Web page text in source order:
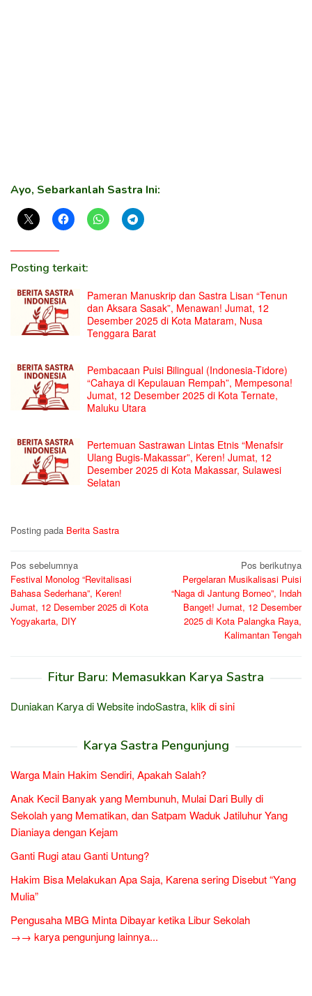
Ayo, Sebarkanlah Sastra Ini:
Posting terkait:
Pameran Manuskrip dan Sastra Lisan “Tenun
dan Aksara Sasak”, Menawan! Jumat, 12
Desember 2025 di Kota Mataram, Nusa
Tenggara Barat
Pembacaan Puisi Bilingual (Indonesia-Tidore)
“Cahaya di Kepulauan Rempah”, Mempesona!
Jumat, 12 Desember 2025 di Kota Ternate,
Maluku Utara
Pertemuan Sastrawan Lintas Etnis “Menafsir
Ulang Bugis-Makassar”, Keren! Jumat, 12
Desember 2025 di Kota Makassar, Sulawesi
Selatan
Posting pada Berita Sastra
Navigasi
pos
Pos sebelumnya
Festival Monolog “Revitalisasi
Bahasa Sederhana”, Keren!
Jumat, 12 Desember 2025 di Kota
Yogyakarta, DIY
Pos berikutnya
Pergelaran Musikalisasi Puisi
“Naga di Jantung Borneo”, Indah
Banget! Jumat, 12 Desember
2025 di Kota Palangka Raya,
Kalimantan Tengah
Fitur Baru: Memasukkan Karya Sastra
Duniakan Karya di Website indoSastra, klik di sini
Karya Sastra Pengunjung
Warga Main Hakim Sendiri, Apakah Salah?
Anak Kecil Banyak yang Membunuh, Mulai Dari Bully di
Sekolah yang Mematikan, dan Satpam Waduk Jatiluhur Yang
Dianiaya dengan Kejam
Ganti Rugi atau Ganti Untung?
Hakim Bisa Melakukan Apa Saja, Karena sering Disebut “Yang
Mulia”
Pengusaha MBG Minta Dibayar ketika Libur Sekolah
→→ karya pengunjung lainnya...